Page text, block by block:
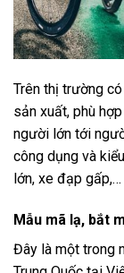
Trên thị trường
sản xuất, phù
người lớn tới
công dụng và
lớn, xe đạp gấp,…
Mẫu mã lạ, bắt
Đây là một trong